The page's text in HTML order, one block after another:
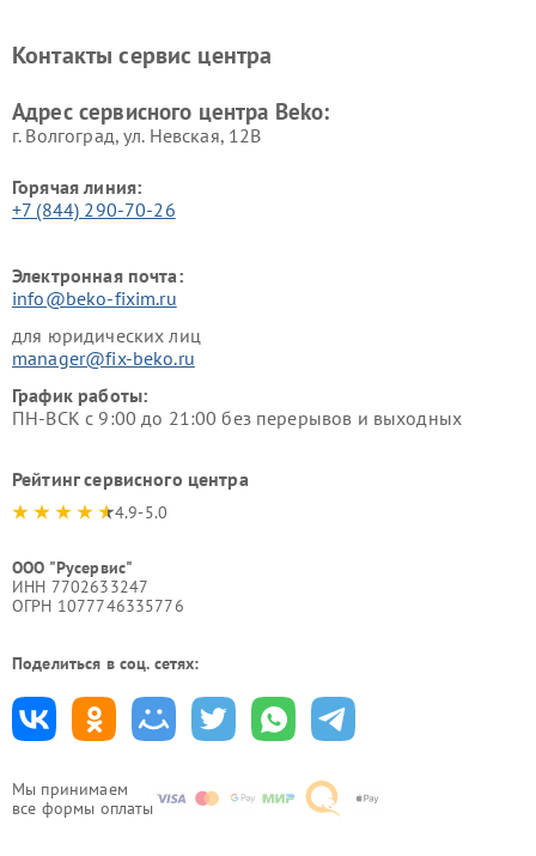
Мы принимаем
все формы оплаты
Ремонт холодильников Beko Ремонт морозильных камер
Контакты сервис центра
Адрес сервисного центра Beko:
г. Волгоград, ул. Невская, 12В
Горячая линия:
+7 (844) 290-70-26
Электронная почта:
info@beko-fixim.ru
для юридических лиц
manager@fix-beko.ru
График работы:
ПН-ВСК с 9:00 до 21:00 без перерывов и выходных
Рейтинг сервисного центра
4.9-5.0
ООО "Русервис"
ИНН 7702633247
ОГРН 1077746335776
Поделиться в соц. сетях: